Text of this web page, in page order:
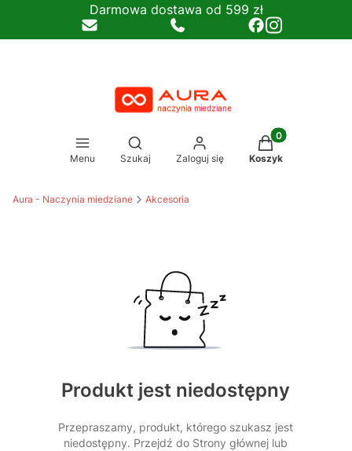
Darmowa dostawa od 599 zł
Menu
Otwórz wyszukiwarkę
Szukaj Zaloguj się
Produkty w
Koszyk
Aura - Naczynia miedziane Akcesoria
Produkt jest niedostępny
Przepraszamy, produkt, którego szukasz jest
niedostępny. Przejdź do Strony głównej lub